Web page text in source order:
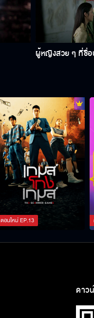
ผู้หญิงสวย ๆ ที่ชื่
ตอนใหม่EP.13
ดาว